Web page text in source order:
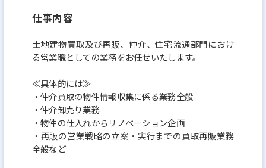
仕事内容
土地建物買取及び再販、仲介、住宅流通部門におけ
る営業職としての業務をお任せいたします。
≪具体的には≫
・仲介買取の物件情報収集に係る業務全般
・仲介卸売り業務
・物件の仕入れからリノベーション企画
・再販の営業戦略の立案・実行までの買取再販業務
全般など